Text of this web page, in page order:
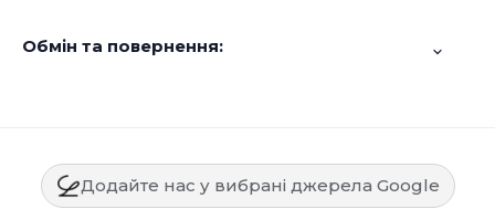
Обмін та повернення:
Додайте нас у вибрані джерела Google